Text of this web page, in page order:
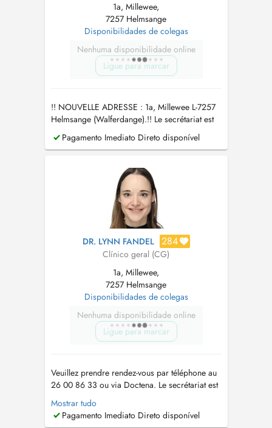
1a, Millewee,
7257 Helmsange
Disponibilidades de colegas
Nenhuma disponibilidade online
Ligue para marcar
!! NOUVELLE ADRESSE : 1a, Millewee L-7257
Helmsange (Walferdange).!! Le secrétariat est
ouvert du lundi au vendredi de 7h30 à 11h30 et
le mercredi de 13h à 17h au +352 26 00 86
Pagamento Imediato Direto disponível
DR. LYNN FANDEL 284
Clínico geral (CG)
1a, Millewee,
7257 Helmsange
Disponibilidades de colegas
Nenhuma disponibilidade online
Ligue para marcar
Veuillez prendre rendez-vous par téléphone au
26 00 86 33 ou via Doctena. Le secrétariat est
ouvert du lundi au vendredi de 7h30 à 11h30 et
le mercredi de 13h à 17h au +352 26 00 86
33. Toutes les disponibilités ne sont pas en
Mostrar tudo
Pagamento Imediato Direto disponível